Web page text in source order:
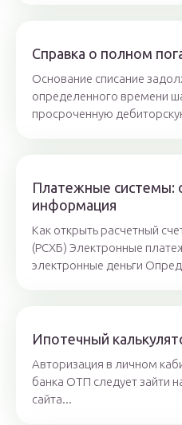
Справка о полном
Основание списание
определенного времени
просроченную
Платежные системы:
информация
Как открыть расчетный
(РСХБ) Электронные
электронные деньги
Ипотечный
Авторизация в личном
банка ОТП следует зайти
сайта...